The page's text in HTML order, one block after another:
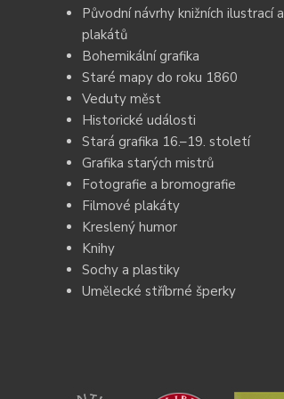
Původní návrhy knižních ilustrací a
plakátů
Bohemikální grafika
Staré mapy do roku 1860
Veduty měst
Historické události
Stará grafika 16.–19. století
Grafika starých mistrů
Fotografie a bromografie
Filmové plakáty
Kreslený humor
Knihy
Sochy a plastiky
Umělecké stříbrné šperky